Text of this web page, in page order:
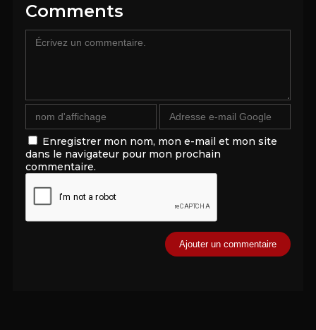
Comments
Enregistrer mon nom, mon e-mail et mon site
dans le navigateur pour mon prochain
commentaire.